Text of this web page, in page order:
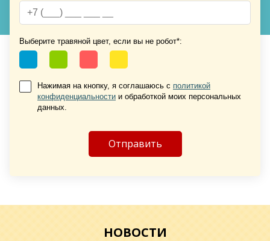
Хочу такую
Хочу такую
Выберите травяной цвет, если вы не робот*:
Нажимая на кнопку, я соглашаюсь с политикой
конфиденциальности и обработкой моих персональных
данных.
НОВОСТИ